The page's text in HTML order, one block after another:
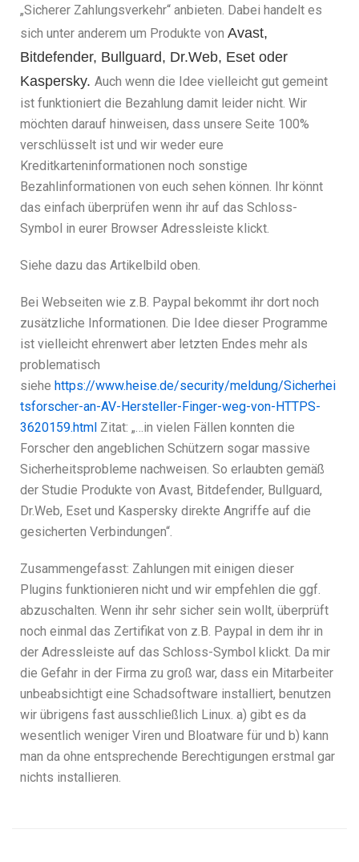
„Sicherer Zahlungsverkehr“ anbieten. Dabei handelt es
sich unter anderem um Produkte von Avast,
Bitdefender, Bullguard, Dr.Web, Eset oder
Kaspersky. Auch wenn die Idee vielleicht gut gemeint
ist funktioniert die Bezahlung damit leider nicht. Wir
möchten darauf hinweisen, dass unsere Seite 100%
verschlüsselt ist und wir weder eure
Kreditkarteninformationen noch sonstige
Bezahlinformationen von euch sehen können. Ihr könnt
das einfach überprüfen wenn ihr auf das Schloss-
Symbol in eurer Browser Adressleiste klickt.
Siehe dazu das Artikelbild oben.
Bei Webseiten wie z.B. Paypal bekommt ihr dort noch
zusätzliche Informationen. Die Idee dieser Programme
ist vielleicht ehrenwert aber letzten Endes mehr als
problematisch
siehe https://www.heise.de/security/meldung/Sicherhei
tsforscher-an-AV-Hersteller-Finger-weg-von-HTTPS-
3620159.html Zitat: „…in vielen Fällen konnten die
Forscher den angeblichen Schützern sogar massive
Sicherheitsprobleme nachweisen. So erlaubten gemäß
der Studie Produkte von Avast, Bitdefender, Bullguard,
Dr.Web, Eset und Kaspersky direkte Angriffe auf die
gesicherten Verbindungen“.
Zusammengefasst: Zahlungen mit einigen dieser
Plugins funktionieren nicht und wir empfehlen die ggf.
abzuschalten. Wenn ihr sehr sicher sein wollt, überprüft
noch einmal das Zertifikat von z.B. Paypal in dem ihr in
der Adressleiste auf das Schloss-Symbol klickt. Da mir
die Gefahr in der Firma zu groß war, dass ein Mitarbeiter
unbeabsichtigt eine Schadsoftware installiert, benutzen
wir übrigens fast ausschließlich Linux. a) gibt es da
wesentlich weniger Viren und Bloatware für und b) kann
man da ohne entsprechende Berechtigungen erstmal gar
nichts installieren.